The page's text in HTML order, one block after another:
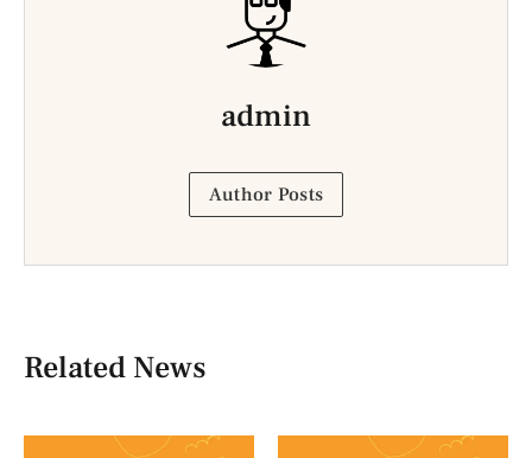
admin
Author Posts
Related News